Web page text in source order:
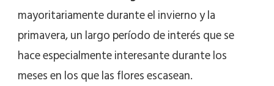
mayoritariamente durante el invierno y la
primavera, un largo período de interés que se
hace especialmente interesante durante los
meses en los que las flores escasean.